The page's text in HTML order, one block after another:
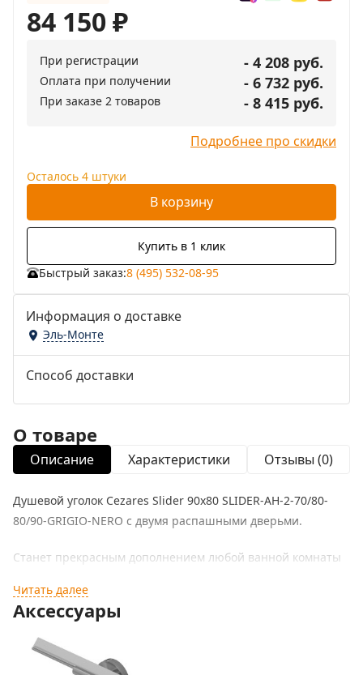
84 150₽
При регистрации - 4 208 руб.
Оплата при получении - 6 732 руб.
При заказе 2 товаров - 8 415 руб.
Подробнее про скидки
Осталось 4 штуки
В корзину
Купить в 1 клик
Быстрый заказ:8 (495) 532-08-95
Информация о доставке
Эль-Монте
Способ доставки
О товаре
Описание Характеристики Отзывы (0)
Душевой уголок Cezares Slider 90x80 SLIDER-AH-2-70/80-
80/90-GRIGIO-NERO с двумя распашными дверьми.
Станет прекрасным дополнением любой ванной комнаты
современного стиля.
Характеристики:
Цвет профиля: черный матовый.
Читать далее
Аксессуары